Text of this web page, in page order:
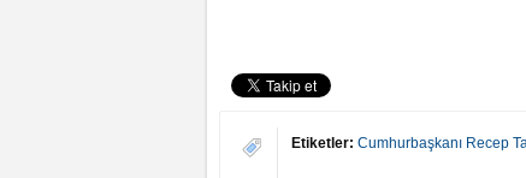
Etiketler: Cumhurbaşkanı Recep